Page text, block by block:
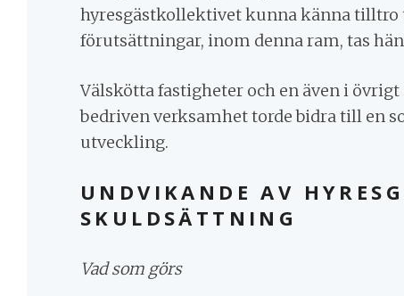
hyresgästkollektivet kunna känna tilltro
förutsättningar, inom denna ram, tas
Välskötta fastigheter och en även i
bedriven verksamhet torde bidra till en
utveckling.
UNDVIKANDE AV
SKULDSÄTTNING
Vad som görs